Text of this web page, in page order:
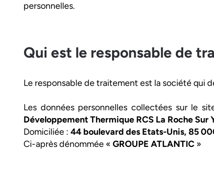
personnelles.
Qui est le responsable de
Le responsable de traitement est la société qui
Les données personnelles collectées sur le
Développement Thermique RCS La Roche Sur
Domiciliée : 44 boulevard des Etats-Unis, 85
Ci-après dénommée « GROUPE ATLANTIC »